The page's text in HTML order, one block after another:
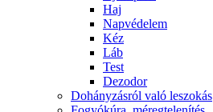
Haj
Napvédelem
Kéz
Láb
Test
Dezodor
Dohányzásról való leszokás